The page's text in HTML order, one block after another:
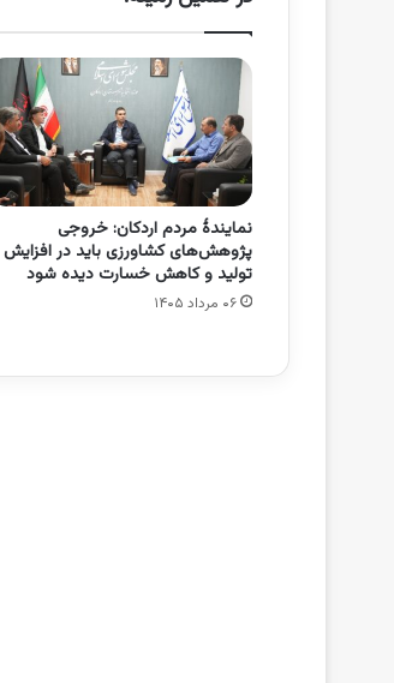
نمایندۀ مردم اردکان: خروجی
پژوهش‌های کشاورزی باید در افزایش
تولید و کاهش خسارت دیده شود
۰۶ مرداد ۱۴۰۵